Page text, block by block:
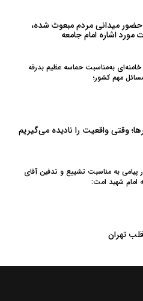
میدانی مردم مبعوث شده،
اشاره امام جامعه
به‌مناسبت حماسه عظیم بدرقه
مهم کشور؛
وقتی واقعیت را نادیده می‌گیریم
پیامی به‌ مناسبت تشییع و تدفین آقای
امام شهید امت:
تهران